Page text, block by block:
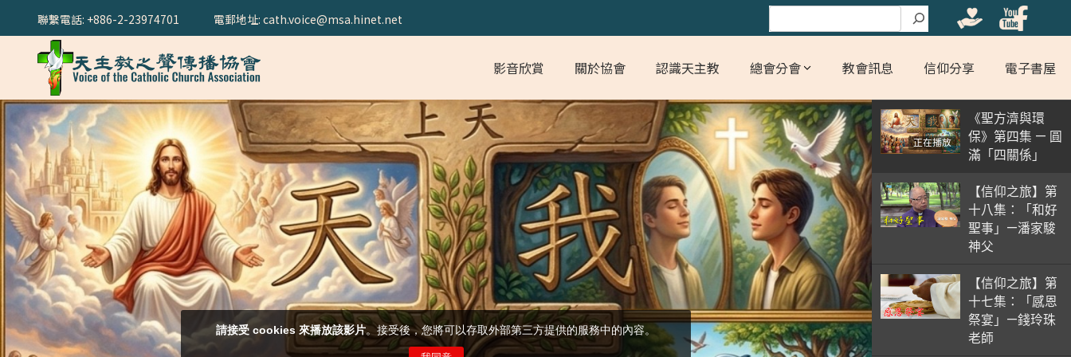
聯繫電話: +886-2-23974701 搜尋
電郵地址: cath.voice@msa.hinet.net
影音欣賞 關於協會 認識天主教 總會分會 教會訊息 信仰分享 電子書屋
正在播放
《聖方濟與環
保》第四集 — 圓
滿「四關係」
【信仰之旅】第
十八集：「和好
聖事」—潘家駿
神父
【信仰之旅】第
十七集：「感恩
祭宴」—錢玲珠
老師